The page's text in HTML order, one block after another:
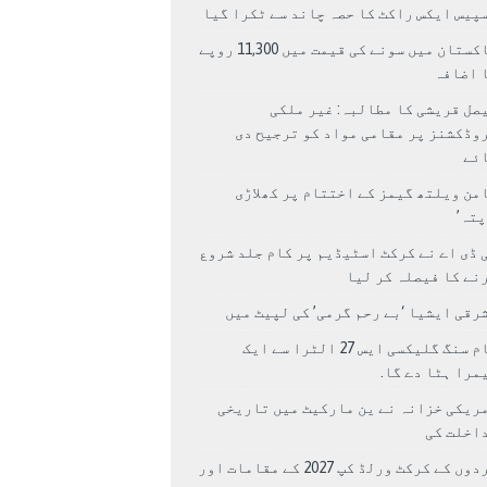
ایکس راکٹ کا حصہ چاند سے ٹکرا گیا
پاکستان میں سونے کی قیمت میں 11,300 روپے
اضافہ
قریشی کا مطالبہ: غیر ملکی
پر مقامی مواد کو ترجیح دی
ویلتھ گیمز کے اختتام پر کھلاڑی
ڈی اے نے کرکٹ اسٹیڈیم پر کام جلد شروع
کا فیصلہ کر لیا
ایشیا ‘بے رحم گرمی’ کی لپیٹ میں
سام سنگ گلیکسی ایس 27 الٹرا سے ایک
ہٹا دے گا.
خزانہ نے ین مارکیٹ میں تاریخی
کی
مردوں کے کرکٹ ورلڈ کپ 2027 کے مقامات اور